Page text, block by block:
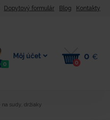
Dopytový formulár Blog Kontakty
0
Môj účet
0
0 €
sudy, držiaky